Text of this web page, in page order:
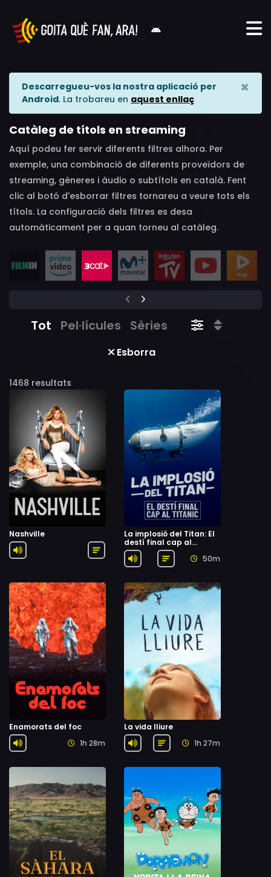
Descarregueu-vos la nostra aplicació per
Android. La trobareu en aquest enllaç
×
Catàleg de títols en streaming
Aquí podeu fer servir diferents filtres alhora. Per
exemple, una combinació de diferents proveïdors de
streaming, gèneres i àudio o subtítols en català. Fent
clic al botó d'esborrar filtres tornareu a veure tots els
títols. La configuració dels filtres es desa
automàticament per a quan torneu al catàleg.
Tot Pel·lícules Sèries
Esborra
1468 resultats
Nashville
La implosió del Titan: El
destí final cap al
Titanic
50m
Enamorats del foc
1h 28m
La vida lliure
1h 27m